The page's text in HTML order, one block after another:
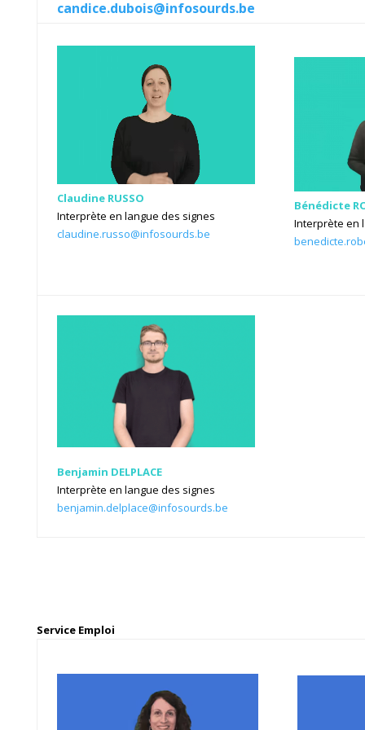
candice.dubois@infosourds.be
Claudine RUSSO
Interprète en langue des signes
claudine.russo@infosourds.be
Bénédicte
Interprète en
Benjamin DELPLACE
Interprète en langue des signes
benjamin.delplace@infosourds.be
Service Emploi